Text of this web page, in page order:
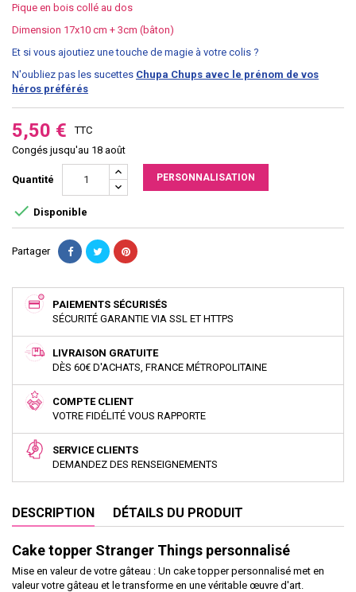
Pique en bois collé au dos
Dimension 17x10 cm + 3cm (bâton)
Et si vous ajoutiez une touche de magie à votre colis ?
N'oubliez pas les sucettes Chupa Chups avec le prénom de vos
héros préférés
5,50 €
TTC
Congés jusqu'au 18 août
Quantité PERSONNALISATION
 Disponible
Partager
PAIEMENTS SÉCURISÉS
SÉCURITÉ GARANTIE VIA SSL ET HTTPS
LIVRAISON GRATUITE
DÈS 60€ D'ACHATS, FRANCE MÉTROPOLITAINE
COMPTE CLIENT
VOTRE FIDÉLITÉ VOUS RAPPORTE
SERVICE CLIENTS
DEMANDEZ DES RENSEIGNEMENTS
DESCRIPTION DÉTAILS DU PRODUIT
Cake topper Stranger Things personnalisé
Mise en valeur de votre gâteau : Un cake topper personnalisé met en
valeur votre gâteau et le transforme en une véritable œuvre d'art.